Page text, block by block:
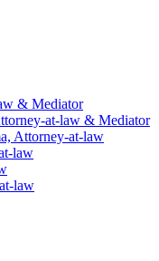
& Mediator
at-law & Mediator
Attorney-at-law
law
law